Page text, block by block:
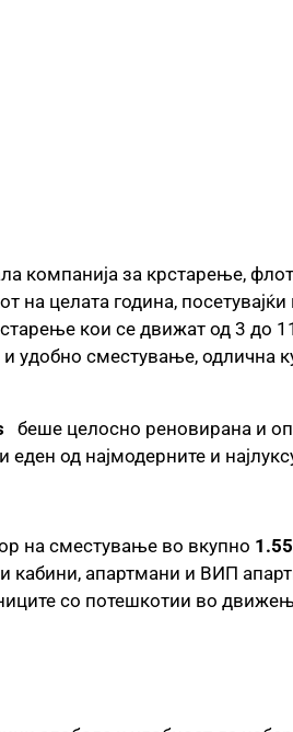
компанија за крстарење,
на целата година,
кои се движат од 3 до
сместување, одлична
беше целосно реновирана и
од најмодерните и
на сместување во вкупно
кабини, апартмани и ВИП
со потешкотии во